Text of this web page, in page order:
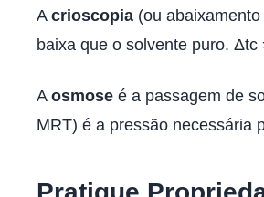
A crioscopia (ou
baixa que o solvente puro. Δtc
A osmose é a passagem de
MRT) é a pressão necessária